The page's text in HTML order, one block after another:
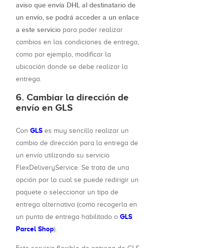
aviso que envía DHL al destinatario de
un envío, se podrá acceder a un enlace
a este servicio para poder realizar
cambios en las condiciones de entrega,
como por ejemplo, modificar la
ubicación donde se debe realizar la
entrega.
6. Cambiar la dirección de
envío en GLS
Con GLS es muy sencillo realizar un
cambio de dirección para la entrega de
un envío utilizando su servicio
FlexDeliveryService. Se trata de una
opción por la cual se puede redirigir un
paquete o seleccionar un tipo de
entrega alternativa (como recogerla en
un punto de entrega habilitado o GLS
Parcel Shop).